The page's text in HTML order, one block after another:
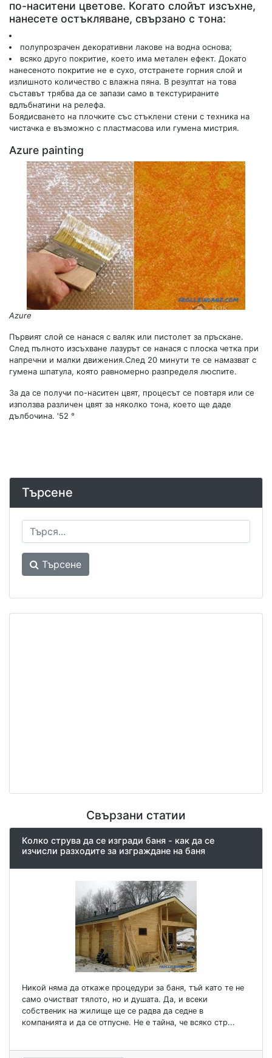
по-наситени цветове. Когато слойът изсъхне,
нанесете остъкляване, свързано с тона:
полупрозрачен декоративни лакове на водна основа;
всяко друго покритие, което има метален ефект. Докато
нанесеното покритие не е сухо, отстранете горния слой и
излишното количество с влажна пяна. В резултат на това
съставът трябва да се запази само в текстурираните
вдлъбнатини на релефа.
Боядисването на плочките със стъклени стени с техника на
чистачка е възможно с пластмасова или гумена мистрия.
Azure painting
Azure
Първият слой се нанася с валяк или пистолет за пръскане.
След пълното изсъхване лазурът се нанася с плоска четка при
напречни и малки движения.След 20 минути те се намазват с
гумена шпатула, която равномерно разпределя люспите.
За да се получи по-наситен цвят, процесът се повтаря или се
използва различен цвят за няколко тона, което ще даде
дълбочина. '52 °
Търсене
Търсене
Свързани статии
Колко струва да се изгради баня - как да се
изчисли разходите за изграждане на баня
Никой няма да откаже процедури за баня, тъй като те не
само очистват тялото, но и душата. Да, и всеки
собственик на жилище ще се радва да седне в
компанията и да се отпусне. Не е тайна, че всяко стр...